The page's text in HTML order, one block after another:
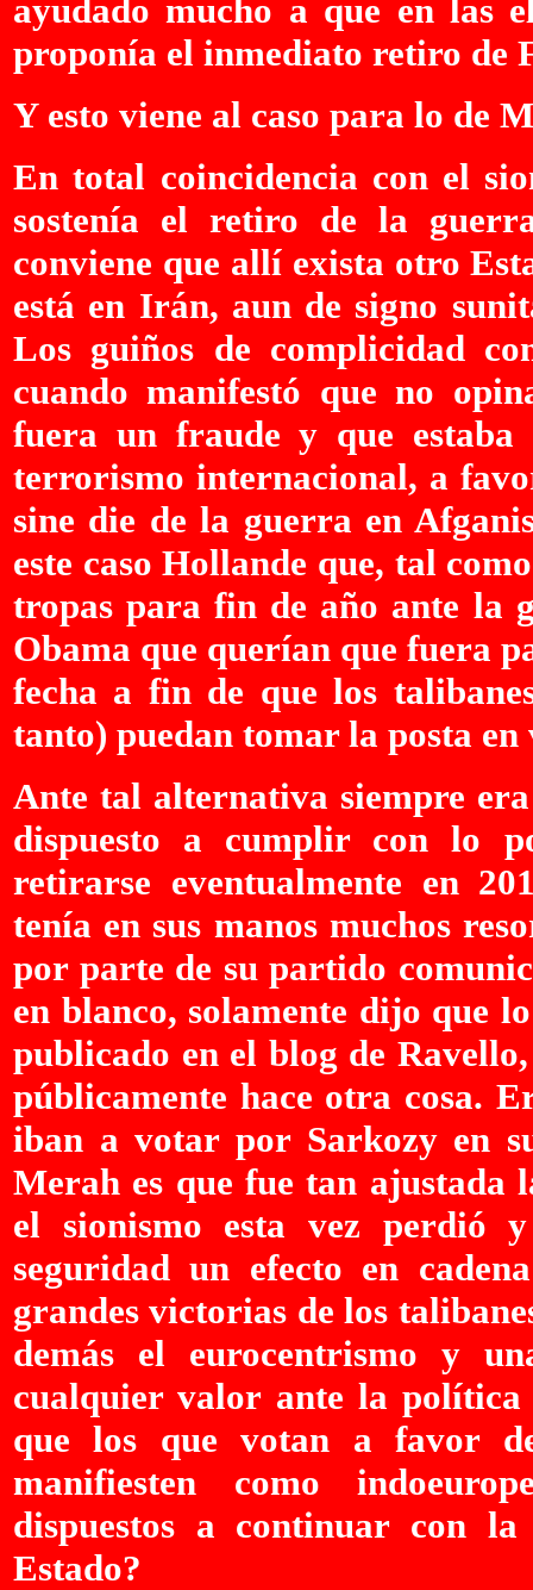
ayudado mucho a que en las
proponía el inmediato retiro de
Y esto viene al caso para lo de
En total coincidencia con el
sostenía el retiro de la
conviene que allí exista otro
está en Irán, aun de signo
Los guiños de complicidad
cuando manifestó que no
fuera un fraude y que
terrorismo internacional, a
sine die de la guerra en
este caso Hollande que, tal
tropas para fin de año ante la
Obama que querían que fuera
fecha a fin de que los
tanto) puedan tomar la posta en
Ante tal alternativa siempre
dispuesto a cumplir con lo
retirarse eventualmente en
tenía en sus manos muchos
por parte de su partido
en blanco, solamente dijo que
publicado en el blog de
públicamente hace otra cosa.
iban a votar por Sarkozy en
Merah es que fue tan ajustada
el sionismo esta vez perdió
seguridad un efecto en
grandes victorias de los
demás el eurocentrismo y
cualquier valor ante la
que los que votan a favor
manifiesten como
dispuestos a continuar con
Estado?